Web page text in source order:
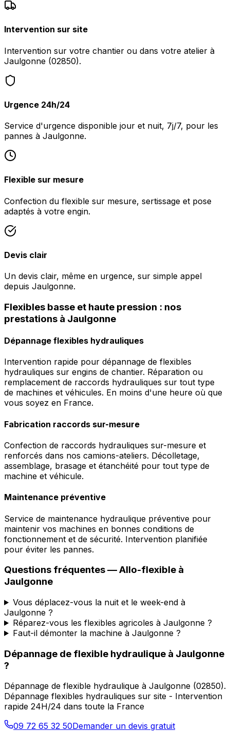
Intervention sur site
Intervention sur votre chantier ou dans votre atelier à
Jaulgonne (02850).
Urgence 24h/24
Service d'urgence disponible jour et nuit, 7j/7, pour les
pannes à Jaulgonne.
Flexible sur mesure
Confection du flexible sur mesure, sertissage et pose
adaptés à votre engin.
Devis clair
Un devis clair, même en urgence, sur simple appel
depuis Jaulgonne.
Flexibles basse et haute pression : nos
prestations à Jaulgonne
Dépannage flexibles hydrauliques
Intervention rapide pour dépannage de flexibles
hydrauliques sur engins de chantier. Réparation ou
remplacement de raccords hydrauliques sur tout type
de machines et véhicules. En moins d'une heure où que
vous soyez en France.
Fabrication raccords sur-mesure
Confection de raccords hydrauliques sur-mesure et
renforcés dans nos camions-ateliers. Décolletage,
assemblage, brasage et étanchéité pour tout type de
machine et véhicule.
Maintenance préventive
Service de maintenance hydraulique préventive pour
maintenir vos machines en bonnes conditions de
fonctionnement et de sécurité. Intervention planifiée
pour éviter les pannes.
Questions fréquentes —Allo-flexible à
Jaulgonne
Vous déplacez-vous la nuit et le week-end à
Jaulgonne ?
Réparez-vous les flexibles agricoles à Jaulgonne ?
Faut-il démonter la machine à Jaulgonne ?
Dépannage de flexible hydraulique à Jaulgonne
?
Dépannage de flexible hydraulique à Jaulgonne (02850).
Dépannage flexibles hydrauliques sur site - Intervention
rapide 24H/24 dans toute la France
09 72 65 32 50Demander un devis gratuit